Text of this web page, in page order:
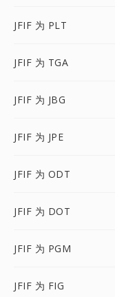
JFIF 为 PLT
JFIF 为 TGA
JFIF 为 JBG
JFIF 为 JPE
JFIF 为 ODT
JFIF 为 DOT
JFIF 为 PGM
JFIF 为 FIG